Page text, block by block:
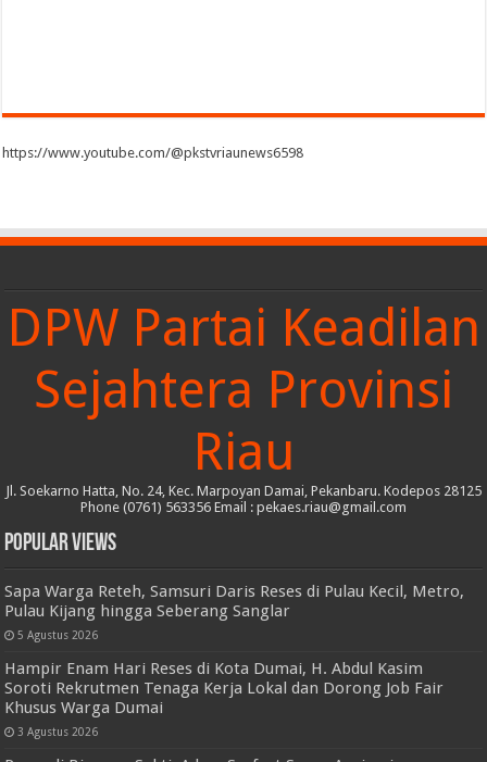
https://www.youtube.com/@pkstvriaunews6598
DPW Partai Keadilan
Sejahtera Provinsi
Riau
Jl. Soekarno Hatta, No. 24, Kec. Marpoyan Damai, Pekanbaru. Kodepos 28125
Phone (0761) 563356 Email : pekaes.riau@gmail.com
Popular Views
Sapa Warga Reteh, Samsuri Daris Reses di Pulau Kecil, Metro,
Pulau Kijang hingga Seberang Sanglar
5 Agustus 2026
Hampir Enam Hari Reses di Kota Dumai, H. Abdul Kasim
Soroti Rekrutmen Tenaga Kerja Lokal dan Dorong Job Fair
Khusus Warga Dumai
3 Agustus 2026